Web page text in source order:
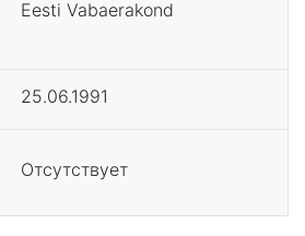
Eesti Vabaerakond
25.06.1991
Отсутствует